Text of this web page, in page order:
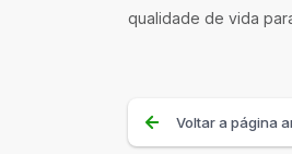
qualidade de vida
Voltar a página